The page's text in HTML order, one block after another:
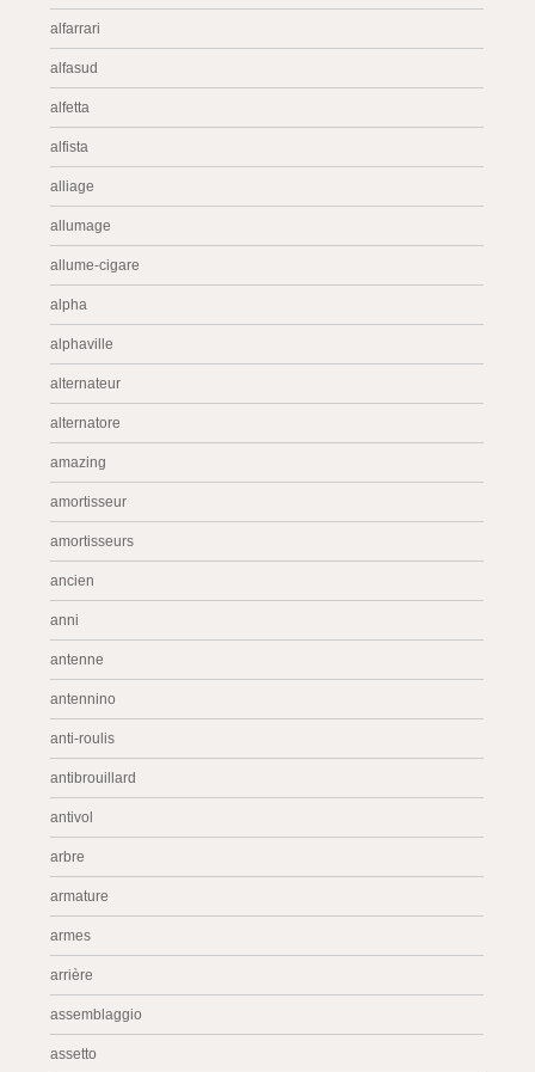
alfarrari
alfasud
alfetta
alfista
alliage
allumage
allume-cigare
alpha
alphaville
alternateur
alternatore
amazing
amortisseur
amortisseurs
ancien
anni
antenne
antennino
anti-roulis
antibrouillard
antivol
arbre
armature
armes
arrière
assemblaggio
assetto